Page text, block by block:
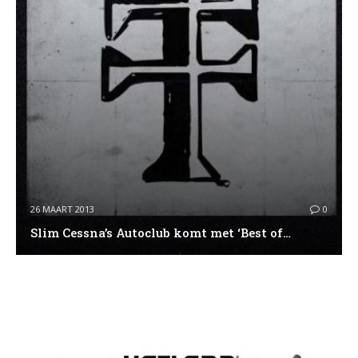
26 MAART 2013 0
Slim Cessna’s Autoclub komt met ‘Best of…